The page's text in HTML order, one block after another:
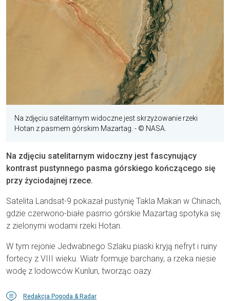
Na zdjęciu satelitarnym widoczne jest skrzyżowanie rzeki
Hotan z pasmem górskim Mazartag. - © NASA.
Na zdjęciu satelitarnym widoczny jest fascynujący
kontrast pustynnego pasma górskiego kończącego się
przy życiodajnej rzece.
Satelita Landsat-9 pokazał pustynię Takla Makan w Chinach,
gdzie czerwono-białe pasmo górskie Mazartag spotyka się
z zielonymi wodami rzeki Hotan.
W tym rejonie Jedwabnego Szlaku piaski kryją nefryt i ruiny
fortecy z VIII wieku. Wiatr formuje barchany, a rzeka niesie
wodę z lodowców Kunlun, tworząc oazy.
Redakcja Pogoda & Radar